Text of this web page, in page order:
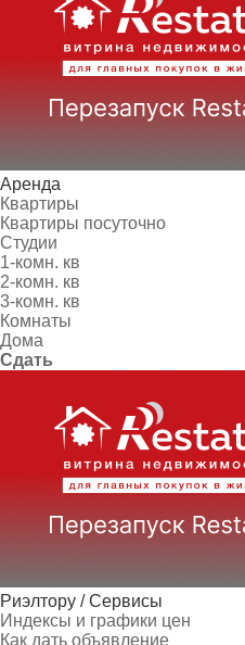
Аренда
Квартиры
Квартиры посуточно
Студии
1-комн. кв
2-комн. кв
3-комн. кв
Комнаты
Дома
Сдать
Риэлтору / Сервисы
Индексы и графики цен
Как дать объявление